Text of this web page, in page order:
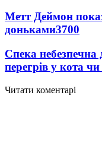
Метт Деймон
доньками3700
Спека небезпечна
перегрів у кота
Читати коментарі